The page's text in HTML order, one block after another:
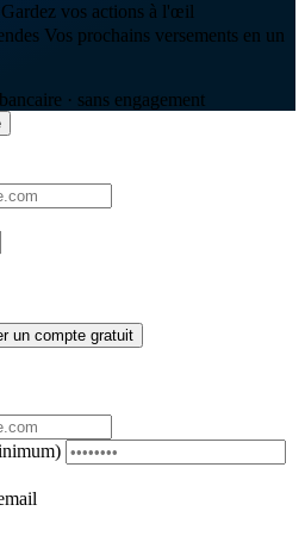
Gardez vos actions à l'œil
Vos prochains versements en un
· sans engagement
un compte gratuit